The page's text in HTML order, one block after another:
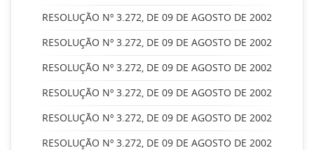
RESOLUÇÃO Nº 3.272, DE 09 DE AGOSTO DE 2002
RESOLUÇÃO Nº 3.272, DE 09 DE AGOSTO DE 2002
RESOLUÇÃO Nº 3.272, DE 09 DE AGOSTO DE 2002
RESOLUÇÃO Nº 3.272, DE 09 DE AGOSTO DE 2002
RESOLUÇÃO Nº 3.272, DE 09 DE AGOSTO DE 2002
RESOLUÇÃO Nº 3.272, DE 09 DE AGOSTO DE 2002